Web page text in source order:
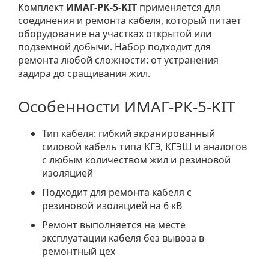
Комплект ИМАГ-РК-5-KIT применяется для
соединения и ремонта кабеля, который питает
оборудование на участках открытой или
подземной добычи. Набор подходит для
ремонта любой сложности: от устранения
задира до сращивания жил.
Особенности ИМАГ-РК-5-KIT
Тип кабеля: гибкий экранированный
силовой кабель типа КГЭ, КГЭШ и аналогов
с любым количеством жил и резиновой
изоляцией
Подходит для ремонта кабеля с
резиновой изоляцией на 6 кВ
Ремонт выполняется на месте
эксплуатации кабеля без вывоза в
ремонтный цех